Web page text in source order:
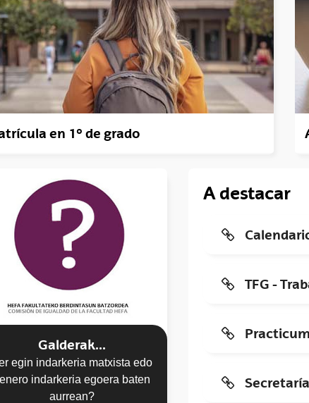
subpáginas
subpáginas
subpáginas
subpáginas
subpáginas
subpáginas
en 1º de grado
Galderak...
egin indarkeria matxista edo
indarkeria egoera baten
aurrean?
A destacar
TFG -
Practicum